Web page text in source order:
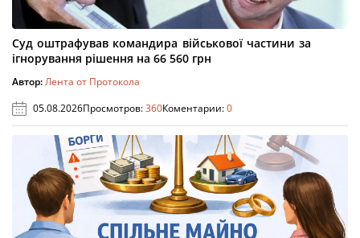
Суд оштрафував командира військової частини за
ігнорування рішення на 66 560 грн
Автор:Лента от Протокола
05.08.2026Просмотров:360Коментарии:0